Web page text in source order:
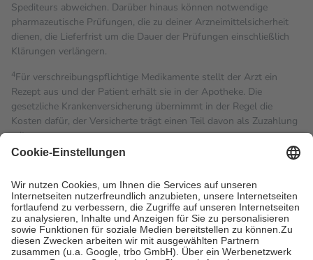
Spediteurs abweichen. Darüber hinaus können notwendige
pharmazeutische Prüfungen, die zu deiner Arzneimittelsicherheit
dienen, die Lieferfrist um die Dauer der Prüfungen einschließlich
Klärungen verlängern.
4Für verschreibungspflichtige Medikamente stellt der Arzt ein
Rezept aus und der Patient erhält sie in der Apotheke. Die
gesetzliche Krankenversicherung übernimmt in der Regel die
Kosten dafür, der Versicherte trägt einen Teil davon als Zuzahlung
mit.
Grundsätzlich leisten Mitglieder Zuzahlungen in Höhe von zehn
höchstens zehn Euro.
Es sind jedoch nie mehr als die
tatsächlichen Kosten der Leistung zu entrichten.
Diese Regeln gelten grundsätzlich auch für Online-Apotheken.
Bei Heilmitteln und häuslicher Krankenpflege beträgt die
Zuzahlung zehn Prozent der Kosten sowie zehn Euro je
Verordnung.